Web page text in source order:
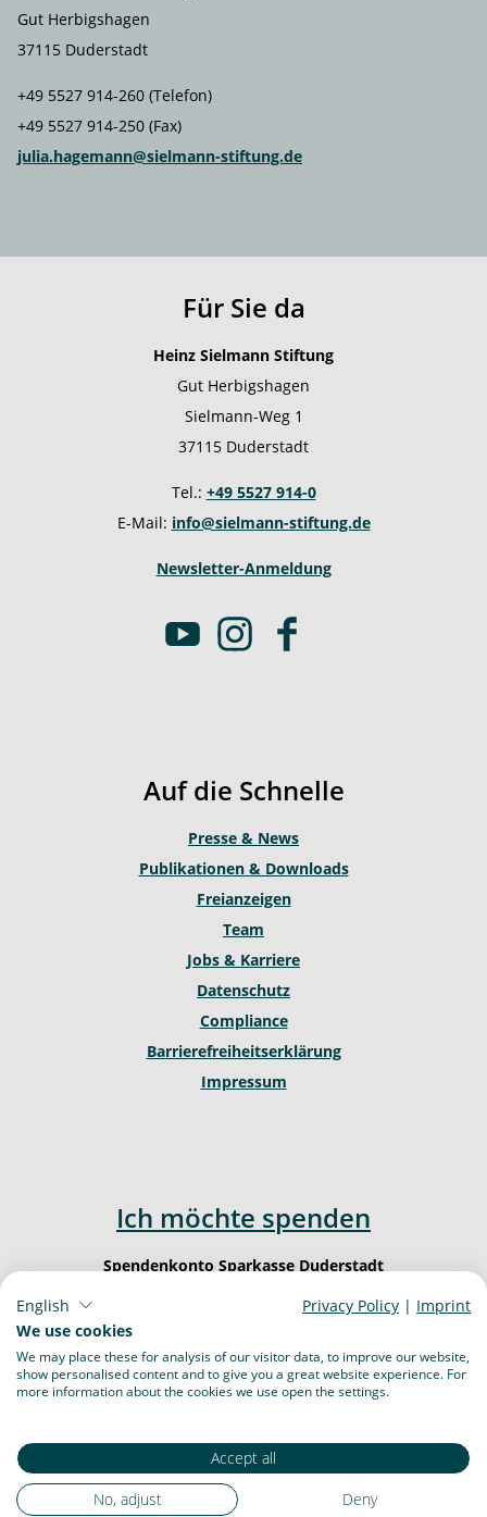
Gut Herbigshagen
37115 Duderstadt
+49 5527 914-260 (Telefon)
+49 5527 914-250 (Fax)
julia.hagemann@sielmann-stiftung.de
Für Sie da
Heinz Sielmann Stiftung
Gut Herbigshagen
Sielmann-Weg 1
37115 Duderstadt
Tel.: +49 5527 914-0
E-Mail: info@sielmann-stiftung.de
Newsletter-Anmeldung
Y
e
I
n
r
a
m
F
o
o
k
Auf die Schnelle
Presse & News
Publikationen & Downloads
Freianzeigen
Team
Jobs & Karriere
Datenschutz
Compliance
Barrierefreiheitserklärung
Impressum
Ich möchte spenden
Spendenkonto Sparkasse Duderstadt
IBAN: DE62 2605 1260 0000 0003 23
English Privacy Policy | Imprint
We use cookies
We may place these for analysis of our visitor data, to improve our website,
show personalised content and to give you a great website experience. For
more information about the cookies we use open the settings.
Accept all
No, adjust
Deny